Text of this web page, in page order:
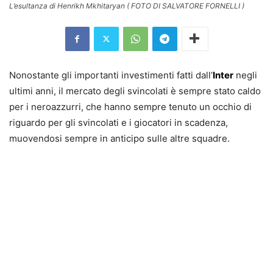
L’esultanza di Henrikh Mkhitaryan ( FOTO DI SALVATORE FORNELLI )
Nonostante gli importanti investimenti fatti dall’Inter negli
ultimi anni, il mercato degli svincolati è sempre stato caldo
per i neroazzurri, che hanno sempre tenuto un occhio di
riguardo per gli svincolati e i giocatori in scadenza,
muovendosi sempre in anticipo sulle altre squadre.